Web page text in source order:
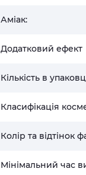
Аміак:
Додатковий ефект
Кількість в
Класифікація
Колір та відтінок
Мінімальний час